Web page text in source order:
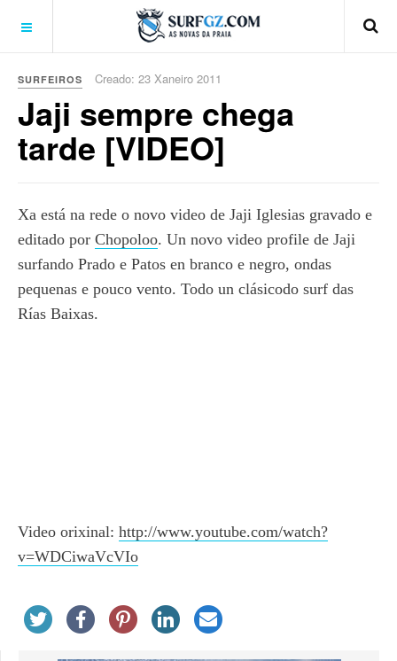
SURFEIROS Creado: 23 Xaneiro 2011
Jaji sempre chega
tarde [VIDEO]
Xa está na rede o novo video de Jaji Iglesias gravado e
editado por Chopoloo. Un novo video profile de Jaji
surfando Prado e Patos en branco e negro, ondas
pequenas e pouco vento. Todo un clásicodo surf das
Rías Baixas.
Video orixinal: http://www.youtube.com/watch?
v=WDCiwaVcVIo